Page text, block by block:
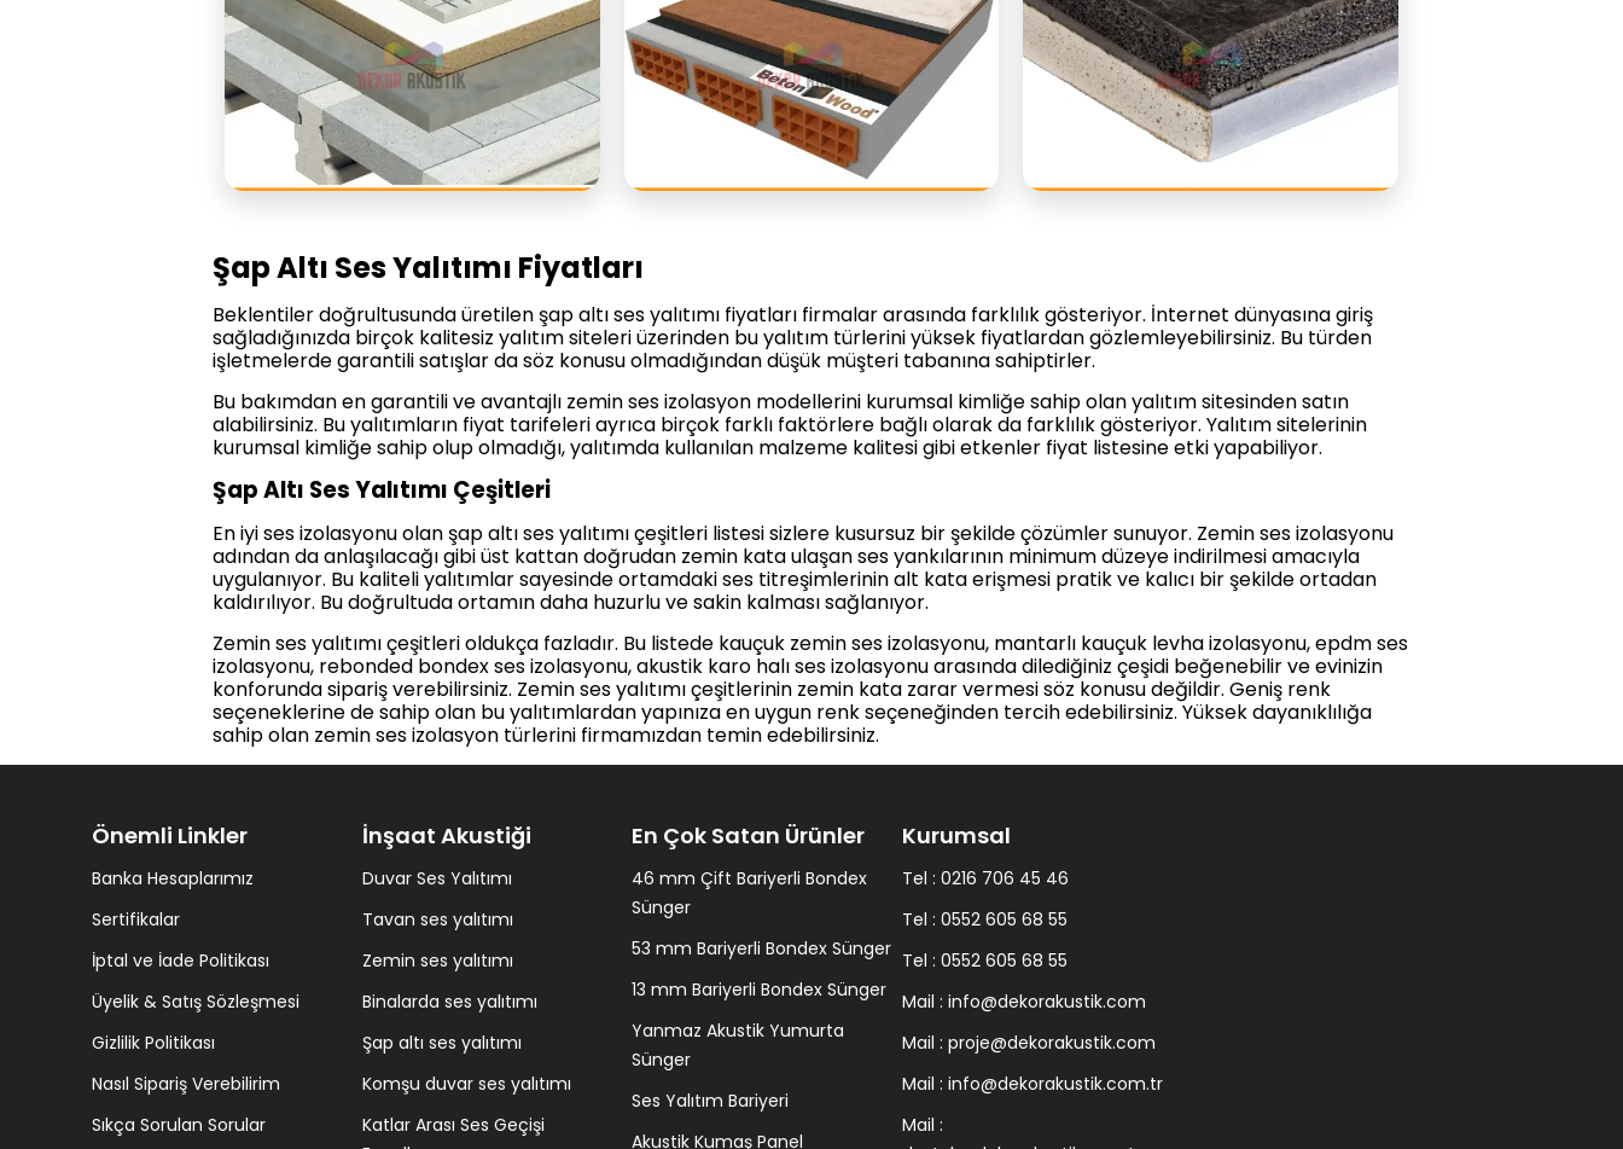
Şap Altı Ses Yalıtımı Fiyatları
Beklentiler doğrultusunda üretilen şap altı ses yalıtımı fiyatları firmalar arasında farklılık gösteriyor. İnternet dünyasına giriş
sağladığınızda birçok kalitesiz yalıtım siteleri üzerinden bu yalıtım türlerini yüksek fiyatlardan gözlemleyebilirsiniz. Bu türden
işletmelerde garantili satışlar da söz konusu olmadığından düşük müşteri tabanına sahiptirler.
Bu bakımdan en garantili ve avantajlı zemin ses izolasyon modellerini kurumsal kimliğe sahip olan yalıtım sitesinden satın
alabilirsiniz. Bu yalıtımların fiyat tarifeleri ayrıca birçok farklı faktörlere bağlı olarak da farklılık gösteriyor. Yalıtım sitelerinin
kurumsal kimliğe sahip olup olmadığı, yalıtımda kullanılan malzeme kalitesi gibi etkenler fiyat listesine etki yapabiliyor.
Şap Altı Ses Yalıtımı Çeşitleri
En iyi ses izolasyonu olan şap altı ses yalıtımı çeşitleri listesi sizlere kusursuz bir şekilde çözümler sunuyor. Zemin ses izolasyonu
adından da anlaşılacağı gibi üst kattan doğrudan zemin kata ulaşan ses yankılarının minimum düzeye indirilmesi amacıyla
uygulanıyor. Bu kaliteli yalıtımlar sayesinde ortamdaki ses titreşimlerinin alt kata erişmesi pratik ve kalıcı bir şekilde ortadan
kaldırılıyor. Bu doğrultuda ortamın daha huzurlu ve sakin kalması sağlanıyor.
Zemin ses yalıtımı çeşitleri oldukça fazladır. Bu listede kauçuk zemin ses izolasyonu, mantarlı kauçuk levha izolasyonu, epdm ses
izolasyonu, rebonded bondex ses izolasyonu, akustik karo halı ses izolasyonu arasında dilediğiniz çeşidi beğenebilir ve evinizin
konforunda sipariş verebilirsiniz. Zemin ses yalıtımı çeşitlerinin zemin kata zarar vermesi söz konusu değildir. Geniş renk
seçeneklerine de sahip olan bu yalıtımlardan yapınıza en uygun renk seçeneğinden tercih edebilirsiniz. Yüksek dayanıklılığa
sahip olan zemin ses izolasyon türlerini firmamızdan temin edebilirsiniz.
Önemli Linkler
Banka Hesaplarımız
Sertifikalar
İptal ve İade Politikası
Üyelik & Satış Sözleşmesi
Gizlilik Politikası
Nasıl Sipariş Verebilirim
Sıkça Sorulan Sorular
İnşaat Akustiği
Duvar Ses Yalıtımı
Tavan ses yalıtımı
Zemin ses yalıtımı
Binalarda ses yalıtımı
Şap altı ses yalıtımı
Komşu duvar ses yalıtımı
Katlar Arası Ses Geçişi
En Çok Satan Ürünler
46 mm Çift Bariyerli Bondex
Sünger
53 mm Bariyerli Bondex Sünger
13 mm Bariyerli Bondex Sünger
Yanmaz Akustik Yumurta
Sünger
Ses Yalıtım Bariyeri
Akustik Kumaş Panel
Kurumsal
Tel : 0216 706 45 46
Tel : 0552 605 68 55
Tel : 0552 605 68 55
Mail : info@dekorakustik.com
Mail : proje@dekorakustik.com
Mail : info@dekorakustik.com.tr
Mail :